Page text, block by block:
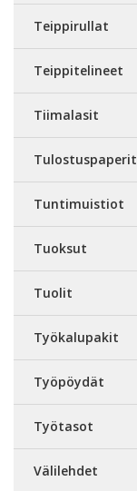
Teippirullat
Teippitelineet
Tiimalasit
Tulostuspaperit
Tuntimuistiot
Tuoksut
Tuolit
Työkalupakit
Työpöydät
Työtasot
Välilehdet